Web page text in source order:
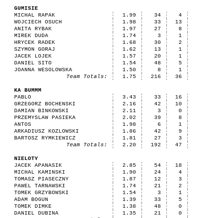
GUMISIE
MICHAL RAPAK
1.99 34 4
WOJCIECH OSUCH
1.98 33 13
ANITA RYBAK
1.97 27 8
MIREK DUDA
1.74 3 1
HRYCEK RADEK
1.68 30 2
SZYMON GORAJ
1.62 13 1
JACEK LOJEK
1.57 20 1
DANIEL SITO
1.54 48 5
JOANNA WESOLOWSKA
1.50 8 1
Team Totals:
1.75 216 36
KA BUMMM
PABLO
3.43 33 16
GRZEGORZ BOCHENSKI
2.16 42 10
DAMIAN BINKOWSKI
2.11 3 0
PRZEMYSLAW PASIEKA
2.02 39 8
ANTOS
1.98 6 1
ARKADIUSZ KOZLOWSKI
1.86 42 9
BARTOSZ RYMKIEWICZ
1.81 27 3
Team Totals:
2.20 192 47
NIELOTY
JACEK APANASIK
2.85 54 18
MICHAL KAMINSKI
1.90 24 4
TOMASZ PIASECZNY
1.87 12 3
PAWEL TARNAWSKI
1.74 21 2
TOMEK GRZYBOWSKI
1.54 3 1
ADAM BOGUN
1.39 33 5
TOMEK DIMKE
1.38 48 0
DANIEL DUBINA
1.35 21 0